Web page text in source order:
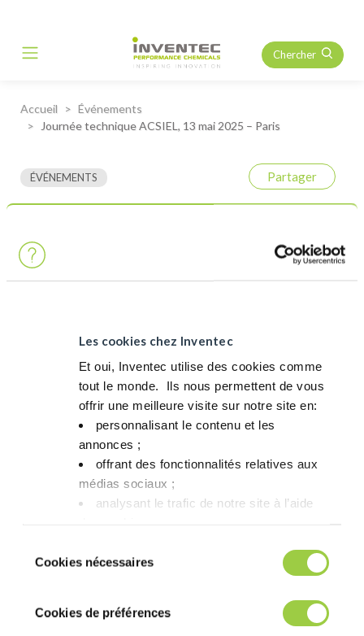
Les cookies chez Inventec
Et oui, Inventec utilise des cookies comme
tout le monde. ​ Ils nous permettent de vous
offrir une meilleure visite sur notre site en:​
personnalisant le contenu et les
annonces ;​
offrant des fonctionnalités relatives aux
médias sociaux ; ​
analysant le trafic de notre site à l’aide
refuser ou de les paramétrer.​ Pas de
panique, vous pourrez également modifier à
tout moment vos choix dans l'onglet Gérer
les cookies.​ ​ ​
duCookies nécessaires
Cookies de préférences
Main Navigation Chercher
Accueil
Événements
Journée technique ACSIEL, 13 mai 2025 – Paris
ÉVÉNEMENTS Partager
13 mai 2025 – Paris
En tant que membre d’ACSIEL, syndicat Electronique, Inventec
Navigation
Venez nous
Rencontrez nos
experts sur